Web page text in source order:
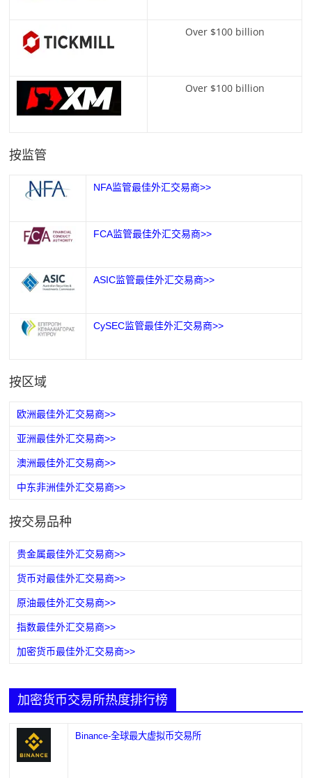
Over $100 billion
Over $100 billion
按监管
NFA监管最佳外汇交易商>>
FCA监管最佳外汇交易商>>
ASIC监管最佳外汇交易商>>
CySEC监管最佳外汇交易商>>
按区域
欧洲最佳外汇交易商>>
亚洲最佳外汇交易商>>
澳洲最佳外汇交易商>>
中东非洲佳外汇交易商>>
按交易品种
贵金属最佳外汇交易商>>
货币对最佳外汇交易商>>
原油最佳外汇交易商>>
指数最佳外汇交易商>>
加密货币最佳外汇交易商>>
加密货币交易所热度排行榜
Binance-全球最大虚拟币交易所